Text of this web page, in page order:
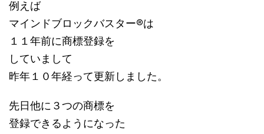
例えば
マインドブロックバスター®は
１１年前に商標登録を
していまして
昨年１０年経って更新しました。
先日他に３つの商標を
登録できるようになった